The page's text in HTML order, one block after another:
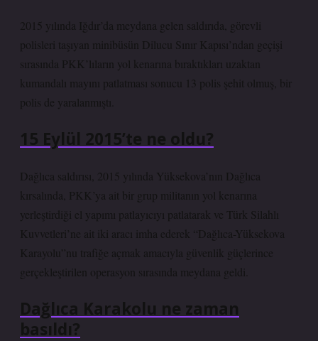
2015 yılında Iğdır’da meydana gelen saldırıda, görevli
polisleri taşıyan minibüsün Dilucu Sınır Kapısı’ndan geçişi
sırasında PKK’lıların yol kenarına bıraktıkları uzaktan
kumandalı mayını patlatması sonucu 13 polis şehit olmuş, bir
polis de yaralanmıştı.
15 Eylül 2015’te ne oldu?
Dağlıca saldırısı, 2015 yılında Yüksekova’nın Dağlıca
kırsalında, PKK’ya ait bir grup militanın yol kenarına
yerleştirdiği el yapımı patlayıcıyı patlatarak ve Türk Silahlı
Kuvvetleri’ne ait iki aracı imha ederek “Dağlıca-Yüksekova
Karayolu”nu trafiğe açmak amacıyla güvenlik güçlerince
gerçekleştirilen operasyon sırasında meydana geldi.
Dağlıca Karakolu ne zaman
basıldı?